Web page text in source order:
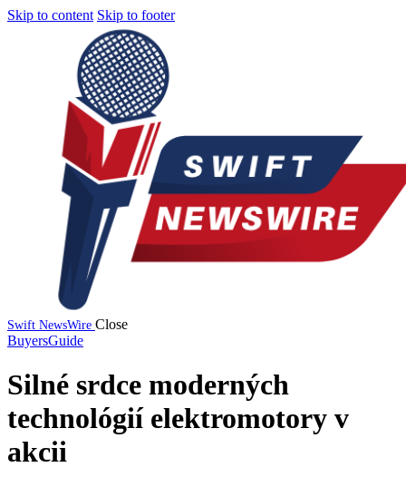
Skip to content Skip to footer
Swift NewsWire Close
BuyersGuide
Silné srdce moderných
technológií elektromotory v
akcii